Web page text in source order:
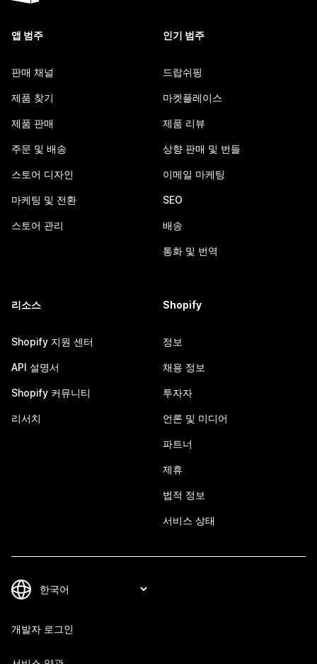
앱 범주
판매 채널
제품 찾기
제품 판매
주문 및 배송
스토어 디자인
마케팅 및 전환
스토어 관리
인기 범주
드랍쉬핑
마켓플레이스
제품 리뷰
상향 판매 및 번들
이메일 마케팅
SEO
배송
통화 및 번역
리소스
Shopify 지원 센터
API 설명서
Shopify 커뮤니티
리서치
Shopify
정보
채용 정보
투자자
언론 및 미디어
파트너
제휴
법적 정보
서비스 상태
개발자 로그인